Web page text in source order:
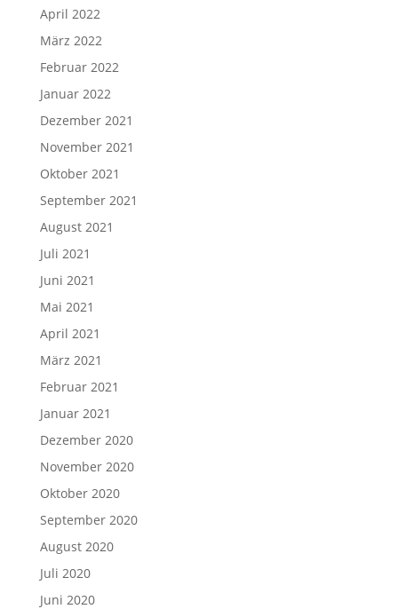
April 2022
März 2022
Februar 2022
Januar 2022
Dezember 2021
November 2021
Oktober 2021
September 2021
August 2021
Juli 2021
Juni 2021
Mai 2021
April 2021
März 2021
Februar 2021
Januar 2021
Dezember 2020
November 2020
Oktober 2020
September 2020
August 2020
Juli 2020
Juni 2020